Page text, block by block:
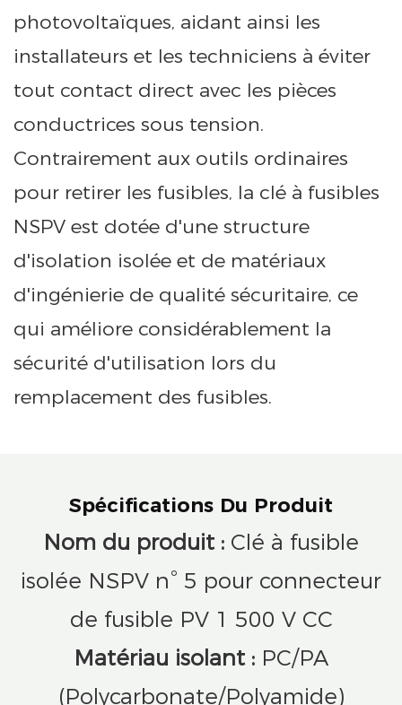
photovoltaïques, aidant ainsi les
installateurs et les techniciens à éviter
tout contact direct avec les pièces
conductrices sous tension.
Contrairement aux outils ordinaires
pour retirer les fusibles, la clé à fusibles
NSPV est dotée d'une structure
d'isolation isolée et de matériaux
d'ingénierie de qualité sécuritaire, ce
qui améliore considérablement la
sécurité d'utilisation lors du
remplacement des fusibles.
Spécifications Du Produit
Nom du produit : Clé à fusible
isolée NSPV n° 5 pour connecteur
de fusible PV 1 500 V CC
Matériau isolant : PC/PA
(Polycarbonate/Polyamide)